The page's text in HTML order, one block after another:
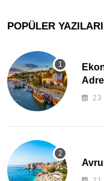
POPÜLER
23